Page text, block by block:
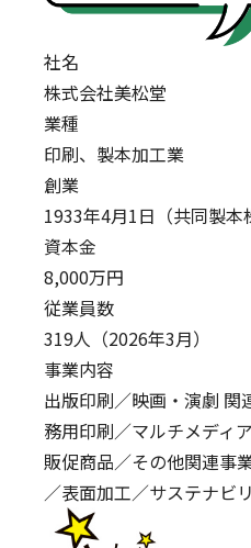
社名
株式会社美松堂
業種
印刷、製本加工業
創業
1933年4月1日（共同製本
資本金
8,000万円
従業員数
319人（2026年3月）
事業内容
出版印刷／映画・演劇 関
務用印刷／マルチメディ
販促商品／その他関連事
／表面加工／サステナビ